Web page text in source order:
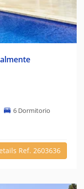
6 Dormitorio
Ref. 2603636